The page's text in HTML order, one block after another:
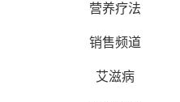
营养疗法
销售频道
艾滋病